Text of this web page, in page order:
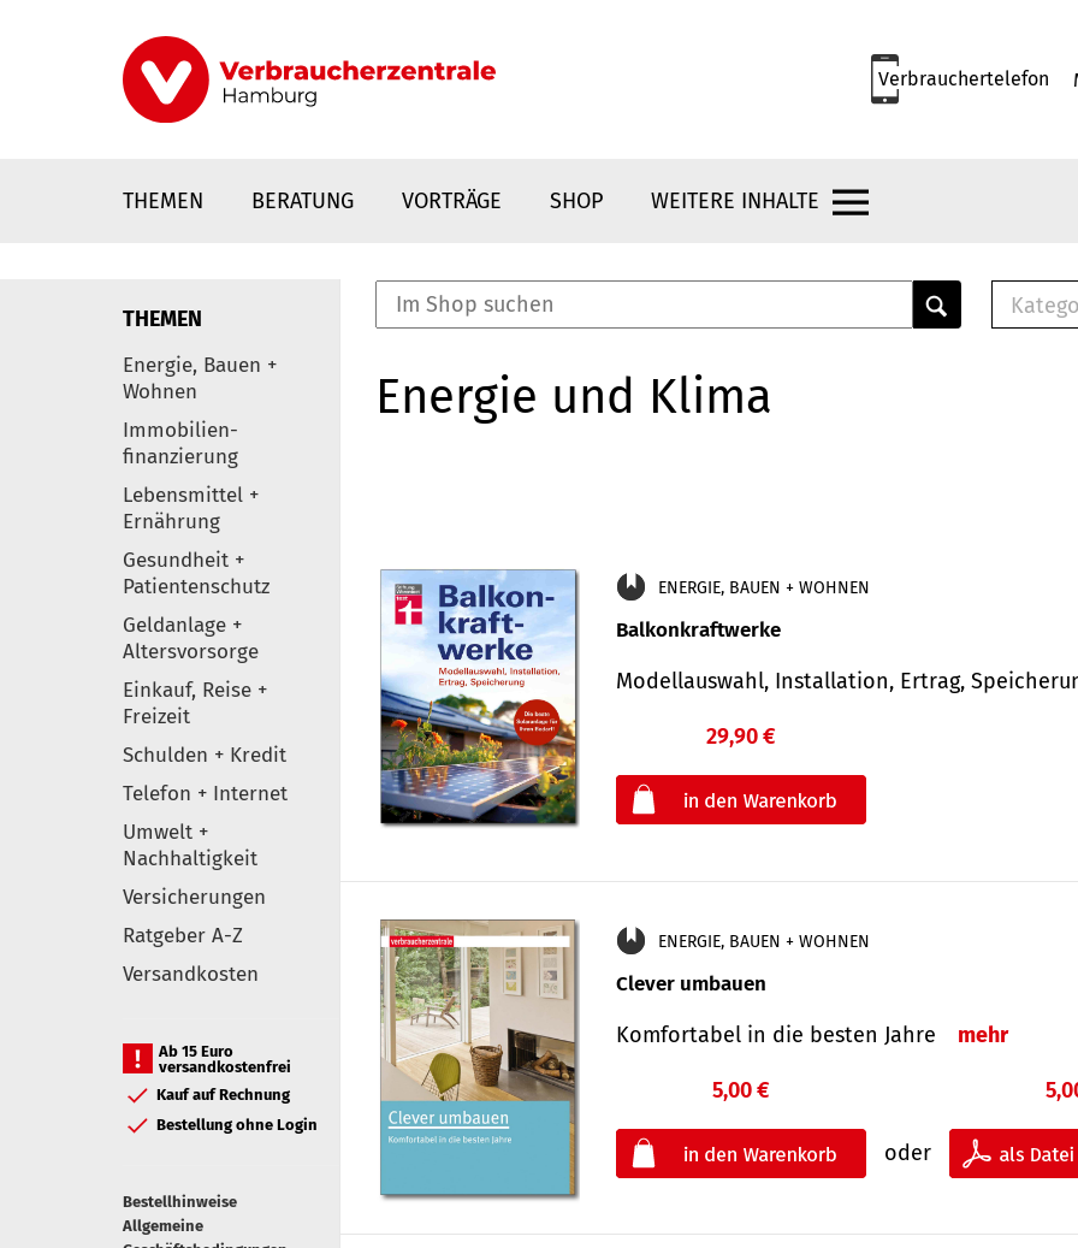
Verbrauchertelefon
THEMEN BERATUNG VORTRÄGE SHOP WEITERE INHALTE
Elemente
THEMEN
Energie, Bauen +
Wohnen
Immobilien-
finanzierung
Lebensmittel +
Ernährung
Gesundheit +
Patientenschutz
Geldanlage +
Altersvorsorge
Einkauf, Reise +
Freizeit
Schulden + Kredit
Telefon + Internet
Umwelt +
Nachhaltigkeit
Versicherungen
Ratgeber A-Z
Versandkosten
Ab 15 Euro
versandkostenfrei
Kauf auf Rechnung
Bestellung ohne Login
Bestellhinweise
Allgemeine
Energie und Klima
ENERGIE, BAUEN + WOHNEN
Balkonkraftwerke
Modellauswahl, Installation, Ertrag,
29,90 €
ENERGIE, BAUEN + WOHNEN
Clever umbauen
Komfortabel in die besten Jahre mehr
5,00 €
oder